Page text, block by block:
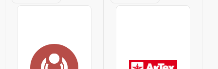
автономного
MOTOROLA,